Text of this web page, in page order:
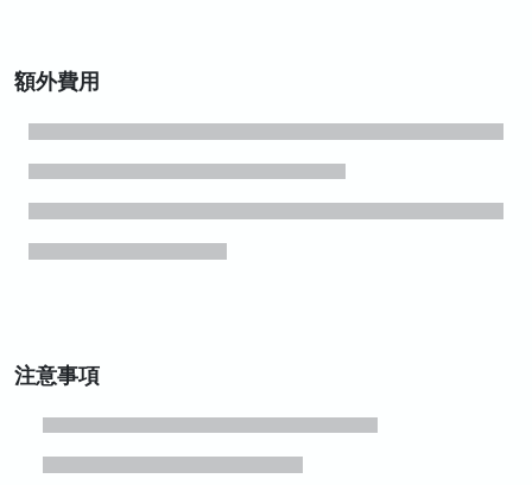
額外費用
注意事項